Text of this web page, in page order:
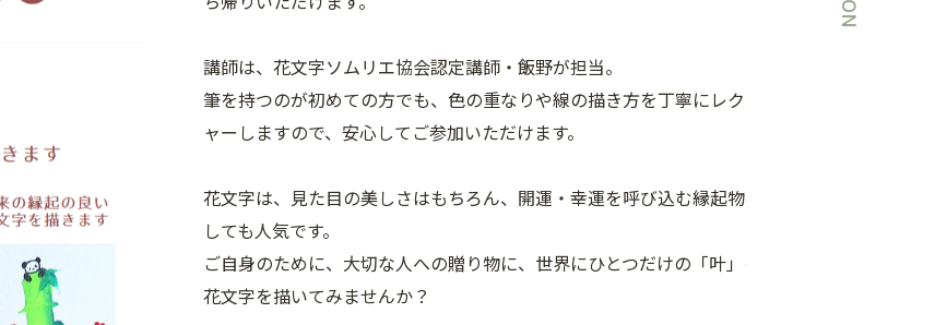
講師は、花文字ソムリエ協会認定講師・飯野が担当。
筆を持つのが初めての方でも、色の重なりや線の描き方を丁寧にレクチ
ャーしますので、安心してご参加いただけます。
花文字は、見た目の美しさはもちろん、開運・幸運を呼び込む縁起物と
しても人気です。
ご自身のために、大切な人への贈り物に、世界にひとつだけの「叶」の
花文字を描いてみませんか？